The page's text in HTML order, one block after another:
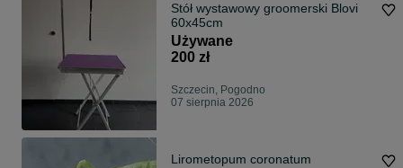
Stół wystawowy groomerski Blovi
60x45cm
Używane
200 zł
Szczecin, Pogodno
07 sierpnia 2026
Lirometopum coronatum